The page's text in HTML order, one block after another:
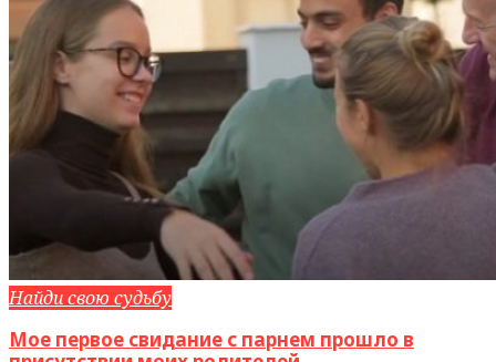
Найди свою судьбу
Мое первое свидание с парнем прошло в